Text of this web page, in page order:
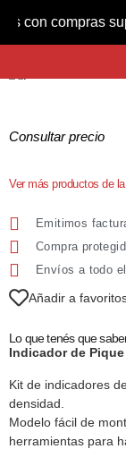
Producto nuevo
Indicador de Pique
Consultar precio
Ver más productos de
Emitimos
Compra
Envíos a todo
Añadir a
Lo que tenés que
Indicador de
Kit de indicadores
densidad.
Modelo fácil de
herramientas para